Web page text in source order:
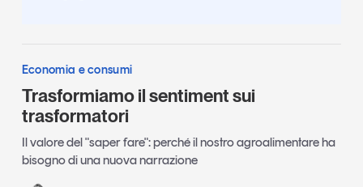
Economia e consumi
Trasformiamo il sentiment sui
trasformatori
Il valore del "saper fare": perché il nostro agroalimentare ha
bisogno di una nuova narrazione